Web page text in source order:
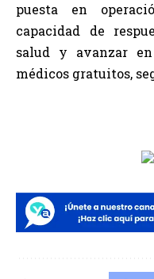
puesta en
capacidad de
salud y avanzar
médicos gratuitos,